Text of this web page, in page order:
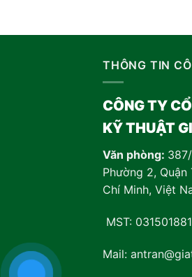
THÔNG TIN
CÔNG TY
KỸ THUẬT
Văn phòng:
Phường 2, Quận
Chí Minh, Việt
MST:
Mail: